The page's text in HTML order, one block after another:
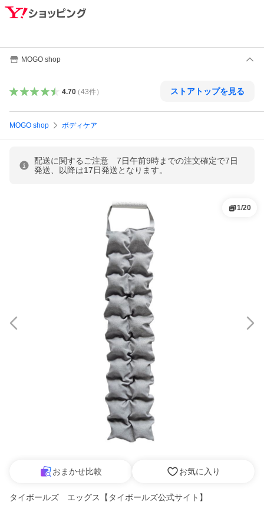
MOGO shop
4.70（43件） ストアトップを見る
MOGO shop ボディケア
配送に関するご注意 7日午前9時までの注文確定で7日
発送、以降は17日発送となります。
1/20
おまかせ比較 お気に入り
タイボールズ エッグス【タイボールズ公式サイト】